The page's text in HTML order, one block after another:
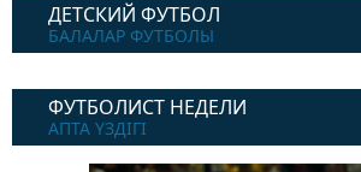
ДЕТСКИЙ ФУТБОЛ
БАЛАЛАР ФУТБОЛЫ
ФУТБОЛИСТ НЕДЕЛИ
АПТА ҮЗДІГІ